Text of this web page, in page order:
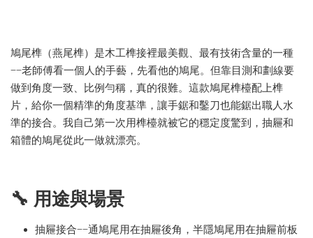
鳩尾榫（燕尾榫）是木工榫接裡最美觀、最有技術含量的一種
——老師傅看一個人的手藝，先看他的鳩尾。但靠目測和劃線要
做到角度一致、比例勻稱，真的很難。這款鳩尾榫檯配上榫
片，給你一個精準的角度基準，讓手鋸和鑿刀也能鋸出職人水
準的接合。我自己第一次用榫檯就被它的穩定度驚到，抽屜和
箱體的鳩尾從此一做就漂亮。
🔧 用途與場景
抽屜接合——通鳩尾用在抽屜後角，半隱鳩尾用在抽屜前板